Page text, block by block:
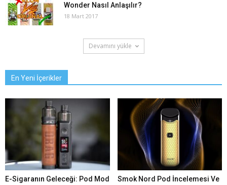
Wonder Nasıl Anlaşılır?
18 Mart 2017
Devamını yükle
En Yeni İçerikler
E-Sigaranın Geleceği: Pod Mod
Smok Nord Pod İncelemesi Ve